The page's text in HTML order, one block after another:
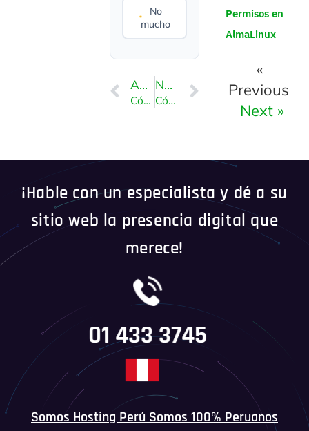
No
mucho
ANTERIOR
Cómo agregar un subdominio en Plesk
NEXT
Cómo redirigir un subdominio a una URL externa en Plesk
Permisos en
AlmaLinux
«
Previous
Next »
¡Hable con un especialista y dé a su
sitio web la presencia digital que
merece!
01 433 3745
Somos Hosting Perú Somos 100% Peruanos